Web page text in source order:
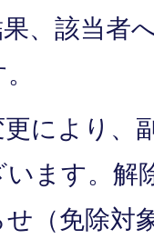
、該当者
により、
ます。解
（免除対